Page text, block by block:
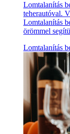
Lomtalanítás
teherautóval.
Lomtalanítás
örömmel
Lomtalanítás